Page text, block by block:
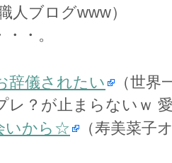
人ブログwww）
・。
辞儀されたい
（世
レ？が止まらないｗ
いから☆
（寿美菜子